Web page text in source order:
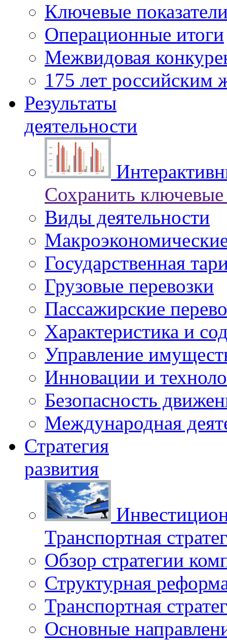
Ключевые
Операционные итоги
Межвидовая
175 лет российским
Результаты
деятельности
Сохранить ключевые
Виды деятельности
Государственная
Грузовые перевозки
Пассажирские
Характеристика и
Управление
Инновации и
Безопасность
Международная
Стратегия
развития
Транспортная
Обзор стратегии
Структурная
Транспортная
Основные